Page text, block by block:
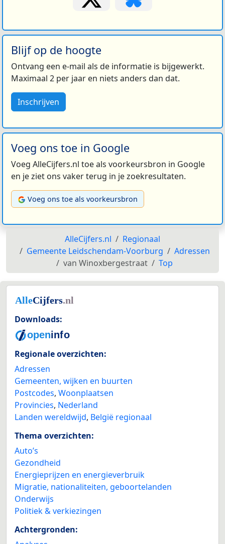
Blijf op de hoogte
Ontvang een e-mail als de informatie is bijgewerkt.
Maximaal 2 per jaar en niets anders dan dat.
Inschrijven
Voeg ons toe in Google
Voeg AlleCijfers.nl toe als voorkeursbron in Google
en je ziet ons vaker terug in je zoekresultaten.
Voeg ons toe als voorkeursbron
AlleCijfers.nl
Regionaal
Gemeente Leidschendam-Voorburg
Adressen
van Winoxbergestraat
Top
Downloads:
Regionale overzichten:
Adressen
Gemeenten, wijken en buurten
Postcodes, Woonplaatsen
Provincies, Nederland
Landen wereldwijd, België regionaal
Thema overzichten:
Auto’s
Gezondheid
Energieprijzen en energieverbruik
Migratie, nationaliteiten, geboortelanden
Onderwijs
Politiek & verkiezingen
Achtergronden: